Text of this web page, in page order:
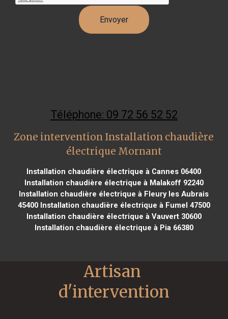
Téléphone: 09 72 56 52 52
Zone intervention Installation chaudière
électrique Mornant
Installation chaudière électrique à Cannes 06400
Installation chaudière électrique à Malakoff 92240
Installation chaudière électrique à Fleury les Aubrais
45400Installation chaudière électrique à Fumel 47500
Installation chaudière électrique à Vauvert 30600
Installation chaudière électrique à Pia 66380
Artisan
d'intervention